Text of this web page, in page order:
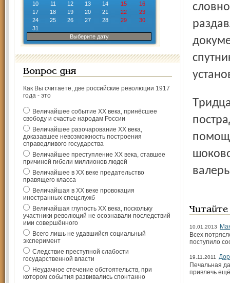
10
11 12 13 14 15
16
17
18 19 20 21 22
23
24
25 26 27 28 29
30
31
Выберите дату
Вопрос дня
Как Вы считаете, две российские революции 1917
года - это
Величайшее событие ХХ века, принёсшее
свободу и счастье народам России
Величайшее разочарование ХХ века,
доказавшее невозможность построения
справедливого государства
Величайшее преступление ХХ века, ставшее
причиной гибели миллионов людей
Величайшее в ХХ веке предательство
правящего класса
Величайшая в ХХ веке провокация
иностранных спецслужб
Величайшая глупость ХХ века, поскольку
участники революций не осознавали последствий
ими совершённого
Всего лишь не удавшийся социальный
эксперимент
Следствие преступной слабости
государственной власти
Неудачное стечение обстоятельств, при
котором события развивались спонтанно
Тридцатипятилетнему водителю МАЗа, машина которого
10.01.2013
Всех
поступило
19.11.2011
Печальная
привлечь